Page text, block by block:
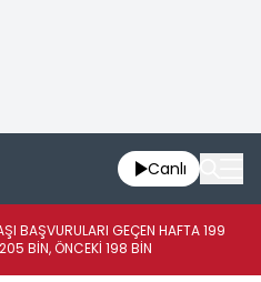
Canlı
BAŞVURULARI GEÇEN HAFTA 199
BİN, ÖNCEKİ 198 BİN